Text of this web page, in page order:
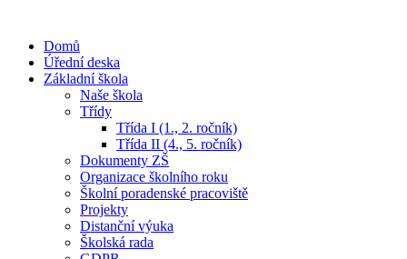
Domů
Úřední deska
Základní škola
Naše škola
Třídy
Třída I (1., 2. ročník)
Třída II (4., 5. ročník)
Dokumenty ZŠ
Organizace školního roku
Školní poradenské pracoviště
Projekty
Distanční výuka
Školská rada